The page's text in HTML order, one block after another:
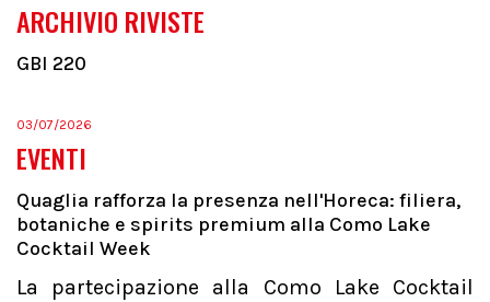
ARCHIVIO RIVISTE
GBI 220
03/07/2026
EVENTI
Quaglia rafforza la presenza nell'Horeca: filiera,
botaniche e spirits premium alla Como Lake
Cocktail Week
La partecipazione alla Como Lake Cocktail